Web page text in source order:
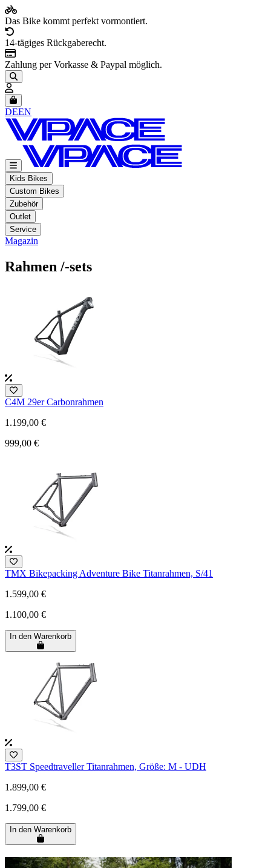
Das Bike kommt perfekt vormontiert.
14-tägiges Rückgaberecht.
Zahlung per Vorkasse & Paypal möglich.
Artikel im Warenkorb, Warenkorb anzeigen
DEEN
Kids Bikes
Custom Bikes
Zubehör
Outlet
Service
Magazin
Rahmen /-sets
C4M 29er Carbonrahmen
1.199,00 €
999,00 €
TMX Bikepacking Adventure Bike Titanrahmen, S/41
1.599,00 €
1.100,00 €
In den Warenkorb
T3ST Speedtraveller Titanrahmen, Größe: M - UDH
1.899,00 €
1.799,00 €
In den Warenkorb